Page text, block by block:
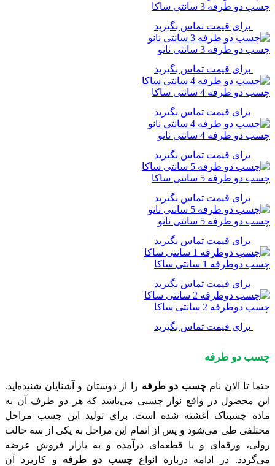
چسب دو طرفه 3 سانتی ساکا
برای قیمت تماس بگیرید
چسب دو طرفه 3 سانتی نانو
برای قیمت تماس بگیرید
چسب دو طرفه 4 سانتی ساکا
برای قیمت تماس بگیرید
چسب دو طرفه 4 سانتی نانو
برای قیمت تماس بگیرید
چسب دو طرفه 5 سانتی ساکا
برای قیمت تماس بگیرید
چسب دو طرفه 5 سانتی نانو
برای قیمت تماس بگیرید
چسب دوطرفه 1 سانتی ساکا
برای قیمت تماس بگیرید
چسب دوطرفه 2 سانتی ساکا
برای قیمت تماس بگیرید
چسب دو طرفه
حتما تا الان نامچسب دو طرفه را از دوستان و آشنایان شنیده‌اید.
این محصول در واقع نوار چسبی می‌باشد که هر دو طرف آن به
ماده چسبناک آغشته شده است. برای تولید این چسب مراحل
مختلفی طی می‌شود و پس از اتمام این مراحل به یکی از سه حالت
رولی، ورقه‌ای و یا قطعه‌ای درآمده و به بازار فروش عرضه
می‌گردد. در ادامه درباره انواع چسب دو طرفه و کاربرد آن